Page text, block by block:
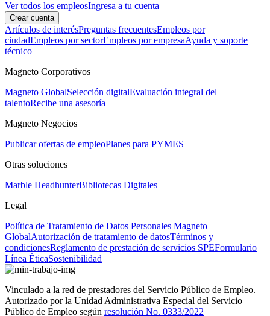
Ver todos los empleosIngresa a tu cuenta
Crear cuenta
Artículos de interésPreguntas frecuentesEmpleos por
ciudadEmpleos por sectorEmpleos por empresaAyuda y soporte
técnico
Magneto Corporativos
Magneto GlobalSelección digitalEvaluación integral del
talentoRecibe una asesoría
Magneto Negocios
Publicar ofertas de empleoPlanes para PYMES
Otras soluciones
Marble HeadhunterBibliotecas Digitales
Legal
Política de Tratamiento de Datos Personales Magneto
GlobalAutorización de tratamiento de datosTérminos y
condicionesReglamento de prestación de servicios SPEFormulario
Línea ÉticaSostenibilidad
Vinculado a la red de prestadores del Servicio Público de Empleo.
Autorizado por la Unidad Administrativa Especial del Servicio
Público de Empleo según resolución No. 0333/2022